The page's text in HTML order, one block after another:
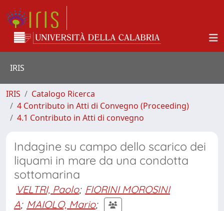
IRIS
IRIS
Catalogo Ricerca
4 Contributo in Atti di Convegno (Proceeding)
4.1 Contributo in Atti di convegno
Indagine su campo dello scarico dei
liquami in mare da una condotta
sottomarina
VELTRI, Paolo; FIORINI MOROSINI
A; MAIOLO, Mario;